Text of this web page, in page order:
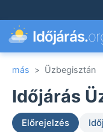
Időjárás.
más > Üzbegisztán
Időjárás
Előrejelzés